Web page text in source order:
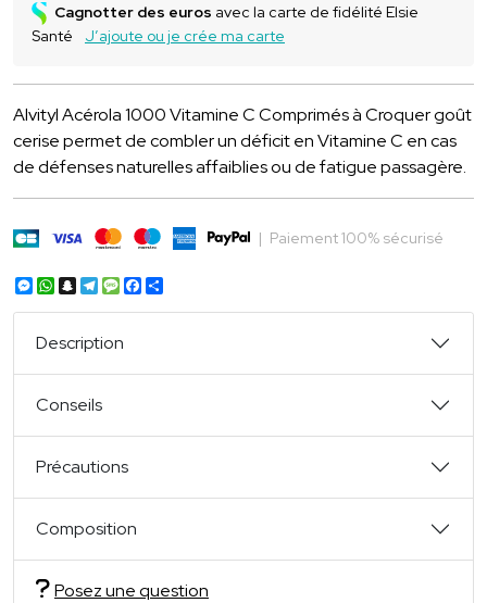
Cagnotter des euros avec la carte de fidélité Elsie
Santé
J’ajoute ou je crée ma carte
Alvityl Acérola 1000 Vitamine C Comprimés à Croquer goût
cerise permet de combler un déficit en Vitamine C en cas
de défenses naturelles affaiblies ou de fatigue passagère.
| Paiement 100% sécurisé
Messenger
WhatsApp
Snapchat
Telegram
Message
Facebook
Description
Conseils
Précautions
Composition
Posez une question